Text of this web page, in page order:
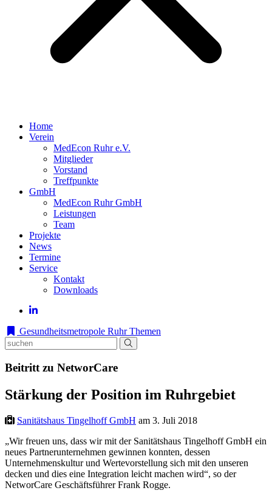
Home
Verein
MedEcon Ruhr e.V.
Mitglieder
Vorstand
Treffpunkte
GmbH
MedEcon Ruhr GmbH
Leistungen
Team
Projekte
News
Termine
Service
Kontakt
Downloads
Gesundheitsmetropole Ruhr Themen
Beitritt zu NetworCare
Stärkung der Position im Ruhrgebiet
Sanitätshaus Tingelhoff GmbH am 3. Juli 2018
„Wir freuen uns, dass wir mit der Sanitätshaus Tingelhoff GmbH ein
neues Partnerunternehmen gewinnen konnten, dessen
Unternehmenskultur und Wertevorstellung sich mit den unseren
decken und dies eine Integration leicht machen wird“, so der
NetworCare Geschäftsführer Frank Rogge.